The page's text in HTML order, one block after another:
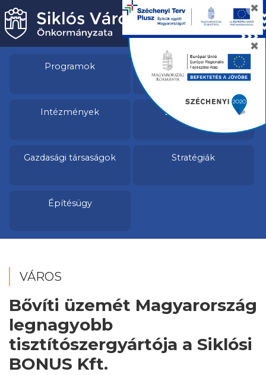
✖
✖
Programok Pályázatok
Intézmények Egészségügy
Gazdasági társaságok Stratégiák
Építésügy
VÁROS
Bővíti üzemét Magyarország
legnagyobb
tisztítószergyártója a Siklósi
BONUS Kft.